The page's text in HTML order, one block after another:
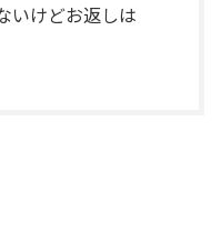
いけどお返しは